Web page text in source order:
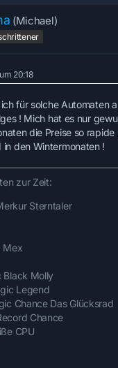
(Michael)
20:18
für solche Automaten
! Mich hat es nur
die Preise so rapide
den Wintermonaten !
zur Zeit:
Sterntaler
Mex
Black Molly
Legend
Chance Das Glücksrad
Chance
CPU